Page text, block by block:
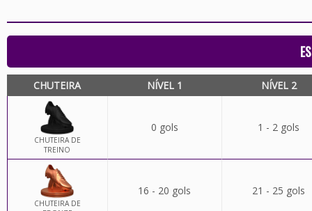
CHUTEIRA NÍVEL 1 NÍVEL 2
CHUTEIRA DE
TREINO
0 gols 1 - 2 gols
CHUTEIRA DE
16 - 20 gols 21 - 25 gols